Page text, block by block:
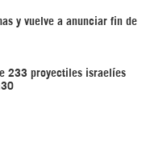
y vuelve a anunciar fin de
233 proyectiles israelíes